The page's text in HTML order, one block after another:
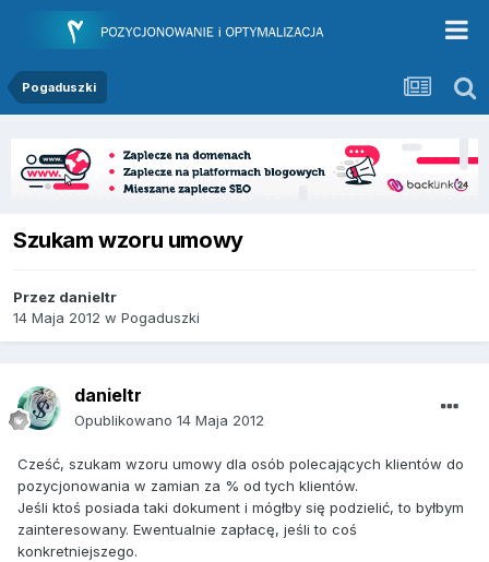
Pogaduszki
Szukam wzoru umowy
Przez danieltr
14 Maja 2012 w Pogaduszki
danieltr
Opublikowano 14 Maja 2012
Cześć, szukam wzoru umowy dla osób polecających klientów do
pozycjonowania w zamian za % od tych klientów.
Jeśli ktoś posiada taki dokument i mógłby się podzielić, to byłbym
zainteresowany. Ewentualnie zapłacę, jeśli to coś
konkretniejszego.